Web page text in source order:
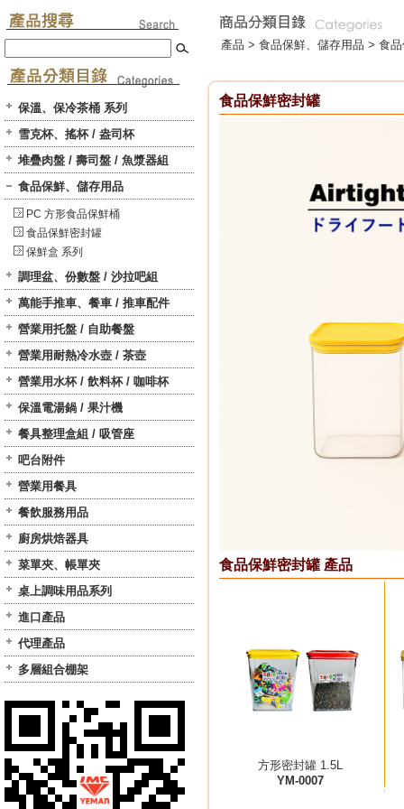
保溫、保冷茶桶 系列
雪克杯、搖杯 / 盎司杯
堆疊肉盤 / 壽司盤 / 魚漿器組
食品保鮮、儲存用品
PC 方形食品保鮮桶
食品保鮮密封罐
保鮮盒 系列
調理盆、份數盤 / 沙拉吧組
萬能手推車、餐車 / 推車配件
營業用托盤 / 自助餐盤
營業用耐熱冷水壺 / 茶壺
營業用水杯 / 飲料杯 / 咖啡杯
保溫電湯鍋 / 果汁機
餐具整理盒組 / 吸管座
吧台附件
營業用餐具
餐飲服務用品
廚房烘焙器具
菜單夾、帳單夾
桌上調味用品系列
進口產品
代理產品
多層組合棚架
產品 > 食品保鮮、儲存用品 > 食
食品保鮮密封罐
食品保鮮密封罐 產品
方形密封罐 1.5L
YM-0007